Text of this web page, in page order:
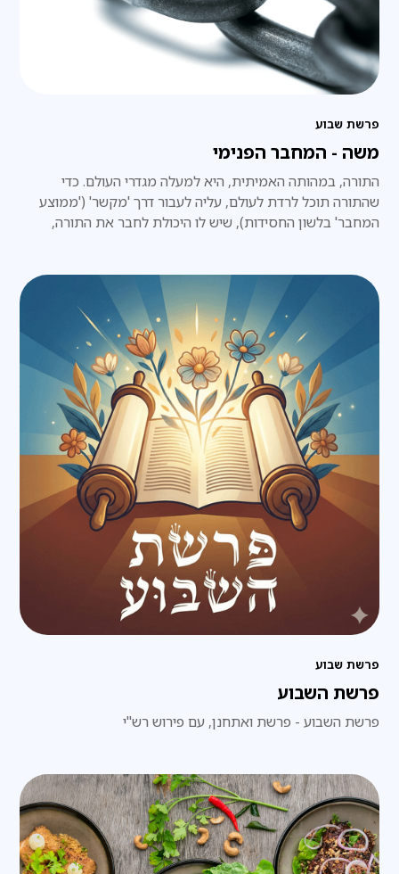
פרשת שבוע
משה - המחבר הפנימי
התורה, במהותה האמיתית, היא למעלה מגדרי העולם. כדי
שהתורה תוכל לרדת לעולם, עליה לעבור דרך 'מקשר' ('ממוצע
המחבר' בלשון החסידות), שיש לו היכולת לחבר את התורה,
פרשת שבוע
פרשת השבוע
פרשת השבוע - פרשת ואתחנן, עם פירוש רש"י